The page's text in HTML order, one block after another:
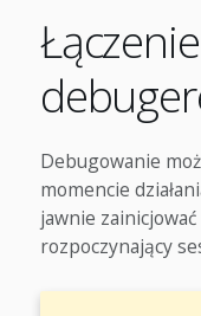
Debugowanie
momencie
jawnie
rozpoczynający